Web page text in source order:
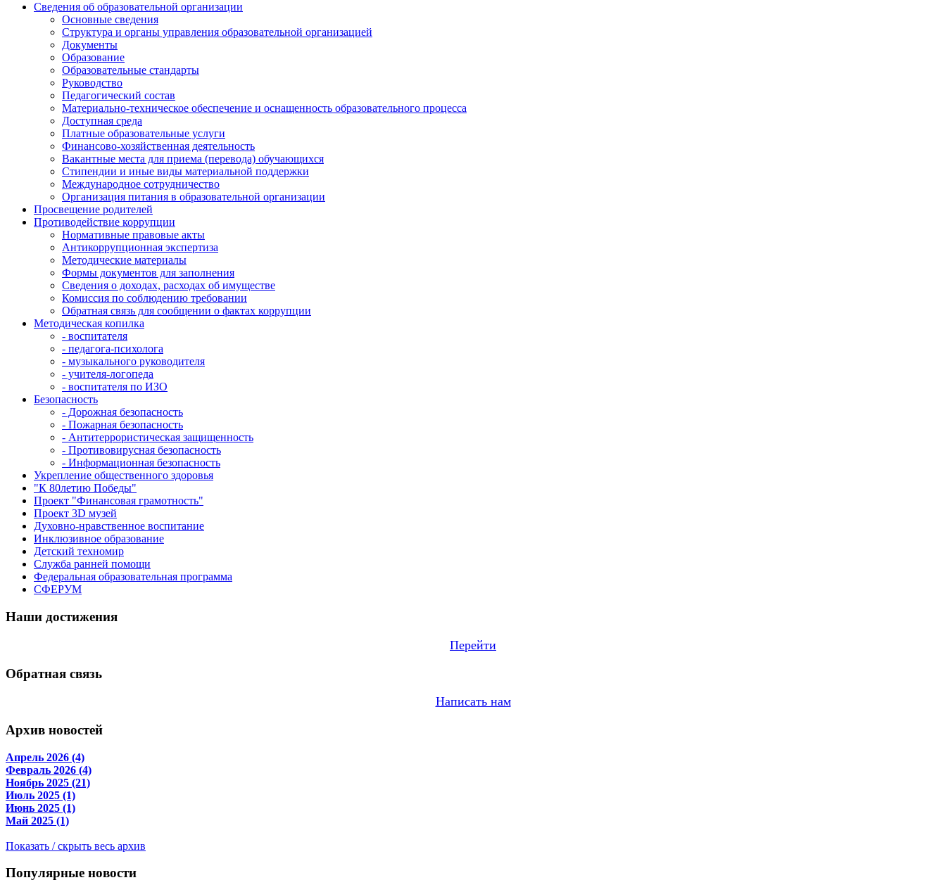
Сведения об образовательной организации
Основные сведения
Структура и органы управления образовательной организацией
Документы
Образование
Образовательные стандарты
Руководство
Педагогический состав
Материально-техническое обеспечение и оснащенность образовательного процесса
Доступная среда
Платные образовательные услуги
Финансово-хозяйственная деятельность
Вакантные места для приема (перевода) обучающихся
Стипендии и иные виды материальной поддержки
Международное сотрудничество
Организация питания в образовательной организации
Просвещение родителей
Противодействие коррупции
Нормативные правовые акты
Антикоррупционная экспертиза
Методические материалы
Формы документов для заполнения
Сведения о доходах, расходах об имуществе
Комиссия по соблюдению требовании
Обратная связь для сообщении о фактах коррупции
Методическая копилка
- воспитателя
- педагога-психолога
- музыкального руководителя
- учителя-логопеда
- воспитателя по ИЗО
Безопасность
- Дорожная безопасность
- Пожарная безопасность
- Антитеррористическая защищенность
- Противовирусная безопасность
- Информационная безопасность
Укрепление общественного здоровья
"К 80летию Победы"
Проект "Финансовая грамотность"
Проект 3D музей
Духовно-нравственное воспитание
Инклюзивное образование
Детский техномир
Служба ранней помощи
Федеральная образовательная программа
СФЕРУМ
Наши достижения
Перейти
Обратная связь
Написать нам
Архив новостей
Апрель 2026 (4)
Февраль 2026 (4)
Ноябрь 2025 (21)
Июль 2025 (1)
Июнь 2025 (1)
Май 2025 (1)
Показать / скрыть весь архив
Популярные новости